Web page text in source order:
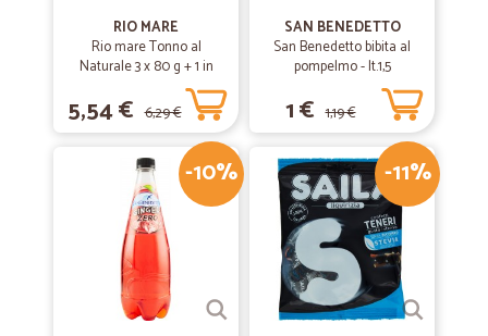
RIO MARE
Rio mare Tonno al
Naturale 3 x 80 g + 1 in
5,54 € 6,29 €
SAN BENEDETTO
San Benedetto bibita al
pompelmo - lt.1,5
1 € 1,19 €
-10% -11%